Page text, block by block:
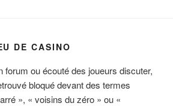
DE CASINO
forum ou écouté des joueurs discuter,
bloqué devant des termes
», « voisins du zéro » ou «